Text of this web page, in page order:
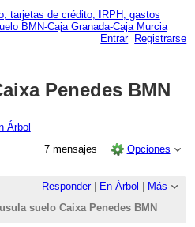
tarjetas de crédito, IRPH, gastos
BMN-Caja Granada-Caja Murcia
Entrar
Registrarse
Penedes BMN
Árbol
7 mensajes
Opciones
Responder| En Árbol
Más
suelo Caixa Penedes BMN